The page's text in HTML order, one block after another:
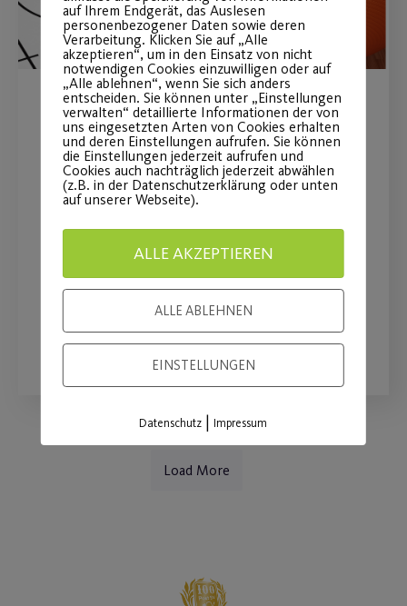
Einladung zur
Abteilungsversammlung
Basketball
Die Versammlung findet am Freitag,
den 28.04.23 um 19 Uhr über die
Plattform Zoom statt
WEITERLESEN
Load More
auf Ihrem Endgerät, das Auslesen
personenbezogener Daten sowie deren
Verarbeitung. Klicken Sie auf „Alle
akzeptieren“, um in den Einsatz von nicht
notwendigen Cookies einzuwilligen oder auf
„Alle ablehnen“, wenn Sie sich anders
entscheiden. Sie können unter „Einstellungen
verwalten“ detaillierte Informationen der von
uns eingesetzten Arten von Cookies erhalten
und deren Einstellungen aufrufen. Sie können
die Einstellungen jederzeit aufrufen und
Cookies auch nachträglich jederzeit abwählen
(z.B. in der Datenschutzerklärung oder unten
auf unserer Webseite).
ALLE AKZEPTIEREN
ALLE ABLEHNEN
EINSTELLUNGEN
Datenschutz |Impressum